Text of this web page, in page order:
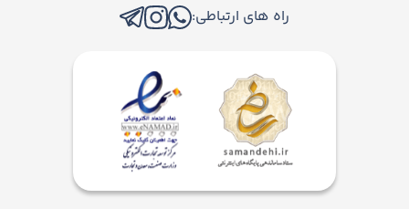
راه های ارتباطی: